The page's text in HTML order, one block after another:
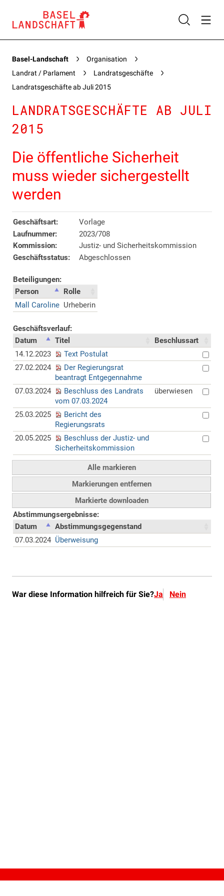
Basel-Landschaft
Organisation
Landrat / Parlament
Landratsgeschäfte
Landratsgeschäfte ab Juli 2015
LANDRATSGESCHÄFTE AB JULI
2015
War diese Information hilfreich für Sie?Ja Nein